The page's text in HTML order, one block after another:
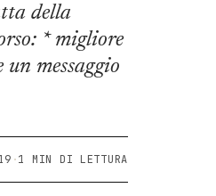
della
* migliore
messaggio
·1 MIN DI LETTURA